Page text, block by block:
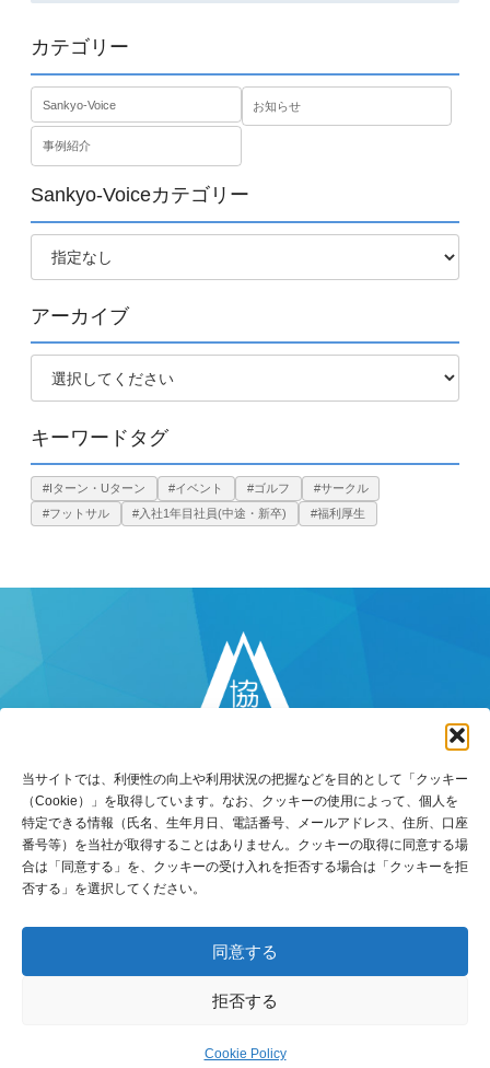
当サイトでは、利便性の向上や利用状況の把握などを目的として「クッキー
（Cookie）」を取得しています。なお、クッキーの使用によって、個人を
特定できる情報（氏名、生年月日、電話番号、メールアドレス、住所、口座
番号等）を当社が取得することはありません。クッキーの取得に同意する場
合は「同意する」を、クッキーの受け入れを拒否する場合は「クッキーを拒
否する」を選択してください。
同意する
拒否する
Cookie Policy
カテゴリー
Sankyo-Voice お知らせ
事例紹介
Sankyo-Voiceカテゴリー
アーカイブ
キーワードタグ
#Iターン・Uターン #イベント #ゴルフ
#サークル
#フットサル
#入社1年目社員(中途・新卒) #福利厚生
〒770-8518
徳島県徳島市万代町5丁目8番地3
FAX：088-652-6516